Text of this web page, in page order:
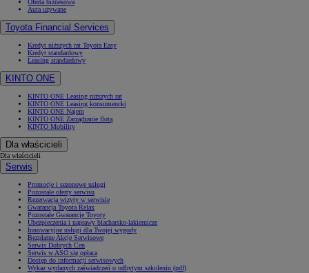
Oferta biznesowa
Auta używane
Toyota Financial Services
Kredyt niższych rat Toyota Easy
Kredyt standardowy
Leasing standardowy
KINTO ONE
KINTO ONE Leasing niższych rat
KINTO ONE Leasing konsumencki
KINTO ONE Najem
KINTO ONE Zarządzanie flotą
KINTO Mobility
Dla właścicieli
Dla właścicieli
Serwis
Promocje i sezonowe usługi
Pozostałe oferty serwisu
Rezerwacja wizyty w serwisie
Gwarancja Toyota Relax
Pozostałe Gwarancje Toyoty
Ubezpieczenia i naprawy blacharsko-lakiernicze
Innowacyjne usługi dla Twojej wygody
Bezpłatne Akcje Serwisowe
Serwis Dobrych Cen
Serwis w ASO się opłaca
Dostęp do informacji serwisowych
Wykaz wydanych zaświadczeń o odbytym szkoleniu (pdf)